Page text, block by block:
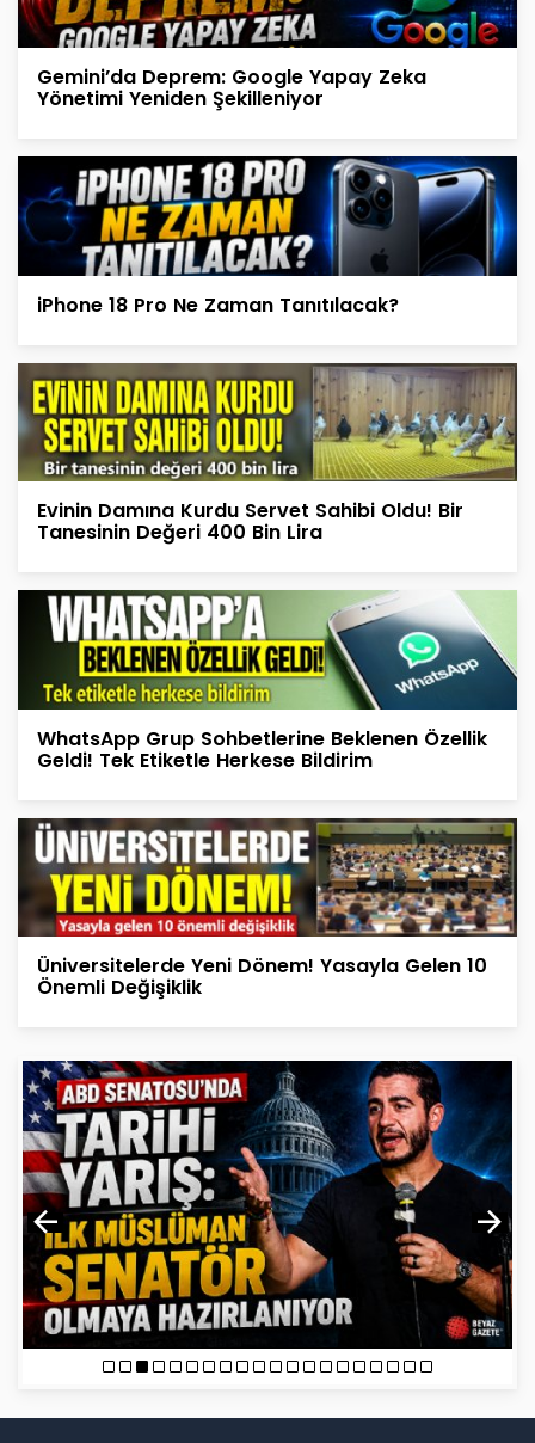
Gemini’da Deprem: Google Yapay Zeka
Yönetimi Yeniden Şekilleniyor
iPhone 18 Pro Ne Zaman Tanıtılacak?
Evinin Damına Kurdu Servet Sahibi Oldu! Bir
Tanesinin Değeri 400 Bin Lira
WhatsApp Grup Sohbetlerine Beklenen Özellik
Geldi! Tek Etiketle Herkese Bildirim
Üniversitelerde Yeni Dönem! Yasayla Gelen 10
Önemli Değişiklik